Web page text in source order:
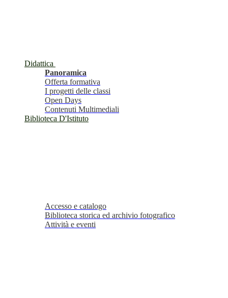
Didattica
Panoramica
Offerta formativa
I progetti delle classi
Open Days
Contenuti Multimediali
Biblioteca D'Istituto
Accesso e catalogo
Biblioteca storica ed archivio fotografico
Attività e eventi